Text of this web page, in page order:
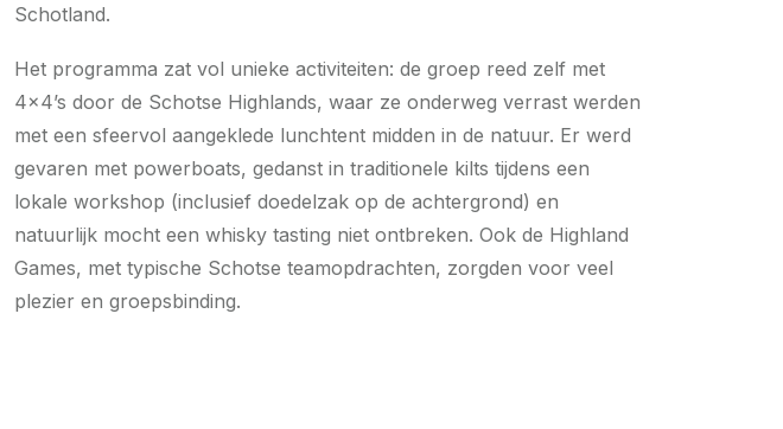
Schotland.
Het programma zat vol unieke activiteiten: de groep reed zelf met
4x4’s door de Schotse Highlands, waar ze onderweg verrast werden
met een sfeervol aangeklede lunchtent midden in de natuur. Er werd
gevaren met powerboats, gedanst in traditionele kilts tijdens een
lokale workshop (inclusief doedelzak op de achtergrond) en
natuurlijk mocht een whisky tasting niet ontbreken. Ook de Highland
Games, met typische Schotse teamopdrachten, zorgden voor veel
plezier en groepsbinding.